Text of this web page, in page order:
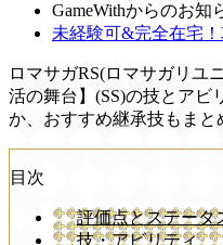
GameWithからのお知
未経験可&完全在宅
ロマサガRS(ロマサガリユ
活の舞台】(SS)の技とアビ
か、おすすめ継承技もまと
目次
評価点とステータ
技・アビリティ